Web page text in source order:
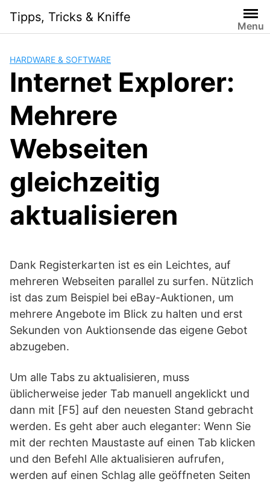
content
Tipps, Tricks & Kniffe
Menu
HARDWARE & SOFTWARE
Internet Explorer:
Mehrere
Webseiten
gleichzeitig
aktualisieren
Dank Registerkarten ist es ein Leichtes, auf
mehreren Webseiten parallel zu surfen. Nützlich
ist das zum Beispiel bei eBay-Auktionen, um
mehrere Angebote im Blick zu halten und erst
Sekunden von Auktionsende das eigene Gebot
abzugeben.
Um alle Tabs zu aktualisieren, muss
üblicherweise jeder Tab manuell angeklickt und
dann mit [F5] auf den neuesten Stand gebracht
werden. Es geht aber auch eleganter: Wenn Sie
mit der rechten Maustaste auf einen Tab klicken
und den Befehl Alle aktualisieren aufrufen,
werden auf einen Schlag alle geöffneten Seiten